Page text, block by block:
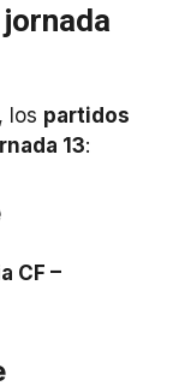
los partidos
13:
CF –